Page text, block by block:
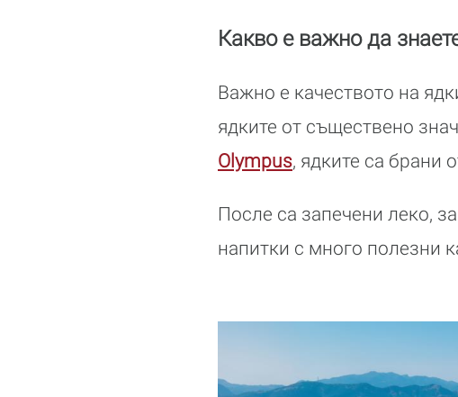
Какво е важно да
Важно е качеството на
ядките от съществено
Olympus, ядките са брани
После са запечени леко,
напитки с много полезни